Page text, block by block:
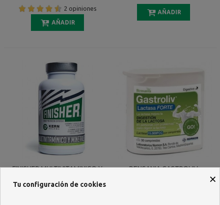
2 opiniones
AÑADIR
AÑADIR
FINISHER MULTIVITAMINICO Y
BENSANIA GASTROLIV
×
Tu configuración de cookies